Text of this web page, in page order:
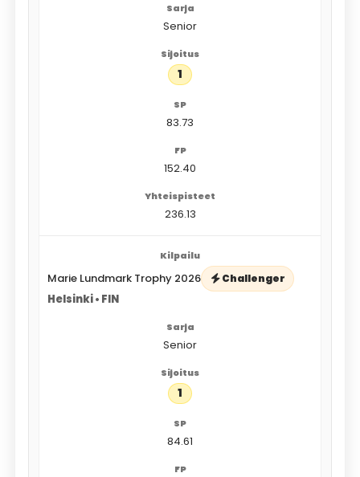
Senior
1
83.73
152.40
236.13
Marie Lundmark Trophy 2026 Challenger
Helsinki • FIN
Senior
1
84.61